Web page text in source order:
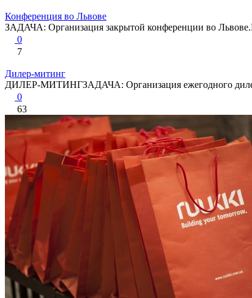
Конференция во Львове
ЗАДАЧА: Организация закрытой конференции во
0
7
Дилер-митинг
ДИЛЕР-МИТИНГЗАДАЧА: Организация ежегодного
0
63